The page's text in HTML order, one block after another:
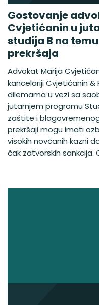
Gostovanje
Cvjetićanin u
studija B na
prekršaja
Advokat Marija
kancelariji Cvjetićanin
dilemama u vezi sa
jutarnjem programu
zaštite i
prekršaji mogu imati
visokih novčanih kazni
čak zatvorskih sankcija.